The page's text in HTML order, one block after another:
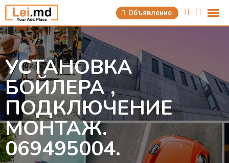
Перейти
содержимому
Объявление
УСТАНОВКА
БОЙЛЕРА ,
ПОДКЛЮЧЕНИЕ
МОНТАЖ.
069495004.